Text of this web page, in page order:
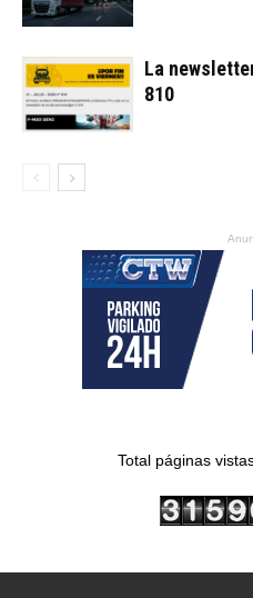
La
810
Total páginas